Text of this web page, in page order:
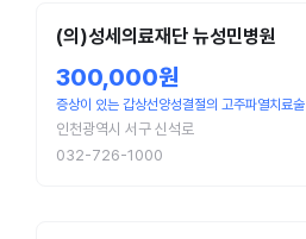
(의)성세의료재단 뉴성민병원
300,000원
증상이 있는 갑상선양성결절의 고주파열치료술
인천광역시 서구 신석로
032-726-1000